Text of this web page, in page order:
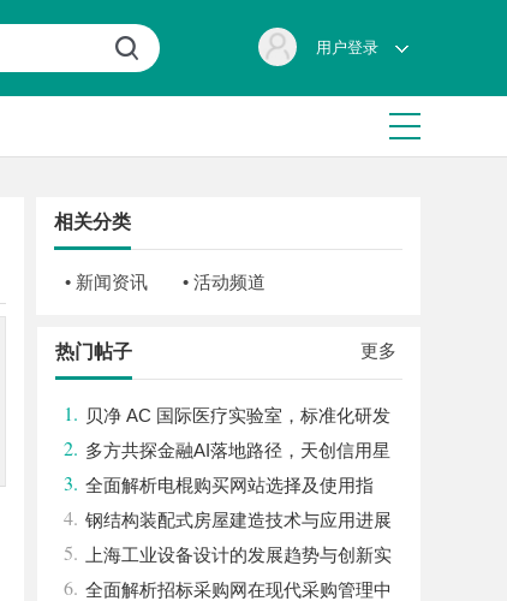
用户登录
相关分类
• 新闻资讯 • 活动频道
更多
热门帖子
1. 贝净 AC 国际医疗实验室，标准化研发
体系全解析
2. 多方共探金融AI落地路径，天创信用星
图AI助力产业金融智能升级
3. 全面解析电棍购买网站选择及使用指
南，保障安全与合法性
4. 钢结构装配式房屋建造技术与应用进展
综述
5.
上海工业设备设计的发展趋势与创新实
践探索
6. 全面解析招标采购网在现代采购管理中